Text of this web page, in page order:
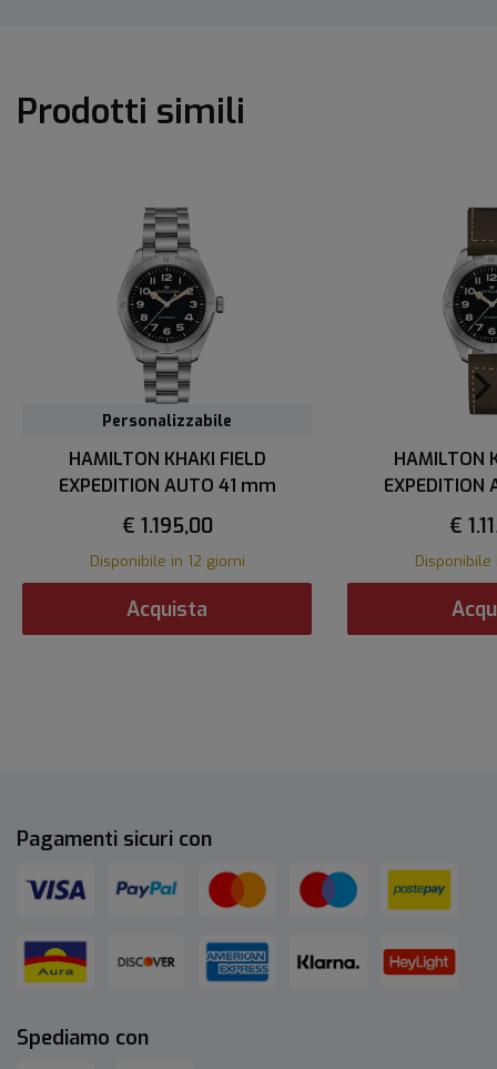
Prodotti simili
Personalizzabile
HAMILTON KHAKI FIELD
EXPEDITION AUTO 41 mm
€ 1.195,00
Disponibile in 12 giorni
Acquista
HAMILTON
EXPEDITION
€
Disponibile
Pagamenti sicuri con
Spediamo con